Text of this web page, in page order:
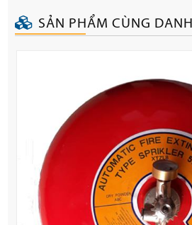
SẢN PHẨM CÙNG